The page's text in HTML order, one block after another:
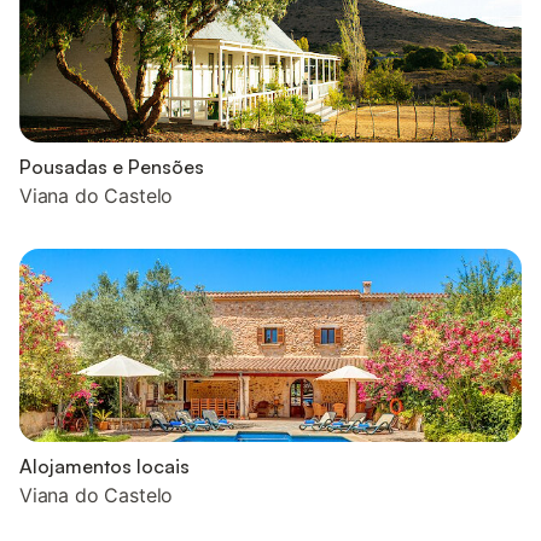
Pousadas e Pensões
Viana do Castelo
Alojamentos locais
Viana do Castelo